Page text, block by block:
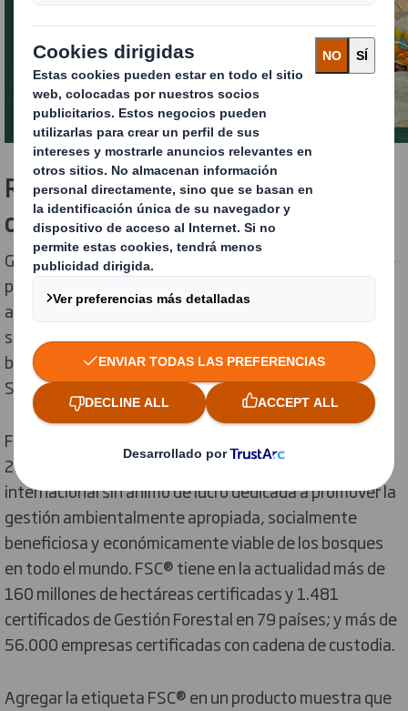
Realizamos una gestión responsable
de los bosques
Gestionamos las 14.000 hectáreas de los bosques que
poseemos de forma responsable. Para ello, hemos
apoyado a nuestro mayor proveedor de papel para que
se involucre en cuestiones forestales y de
biodiversidad y somos miembros del Forest
Stewardship Council®.
Forest Stewardship Council FSC® (FSC- C128929), con
29 de años de trayectoria, es una organización
internacional sin ánimo de lucro dedicada a promover la
gestión ambientalmente apropiada, socialmente
beneficiosa y económicamente viable de los bosques
en todo el mundo. FSC® tiene en la actualidad más de
160 millones de hectáreas certificadas y 1.481
certificados de Gestión Forestal en 79 países; y más de
56.000 empresas certificadas con cadena de custodia.
Agregar la etiqueta FSC® en un producto muestra que